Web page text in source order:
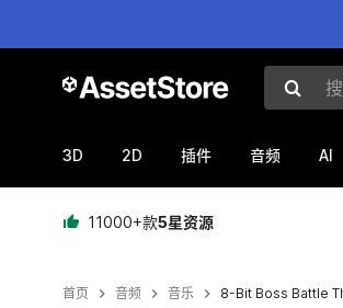
搜索资源
3D 2D 插件 音频 AI
11000+款5星资源
首页 音频 音乐 8-Bit Boss Battle